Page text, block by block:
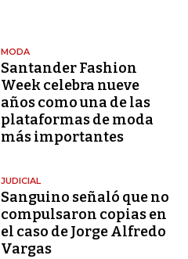
MODA
Santander Fashion
Week celebra nueve
años como una de las
plataformas de moda
más importantes
JUDICIAL
Sanguino señaló que no
compulsaron copias en
el caso de Jorge Alfredo
Vargas